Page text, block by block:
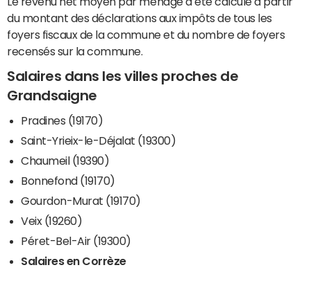
du montant des déclarations aux impôts de tous les
foyers fiscaux de la commune et du nombre de foyers
recensés sur la commune.
Salaires dans les villes proches de
Grandsaigne
Pradines (19170)
Saint-Yrieix-le-Déjalat (19300)
Chaumeil (19390)
Bonnefond (19170)
Gourdon-Murat (19170)
Veix (19260)
Péret-Bel-Air (19300)
Salaires en Corrèze